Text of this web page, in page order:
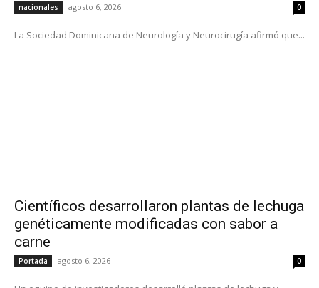
nacionales agosto 6, 2026 0
La Sociedad Dominicana de Neurología y Neurocirugía afirmó que...
Científicos desarrollaron plantas de lechuga
genéticamente modificadas con sabor a
carne
Portada agosto 6, 2026 0